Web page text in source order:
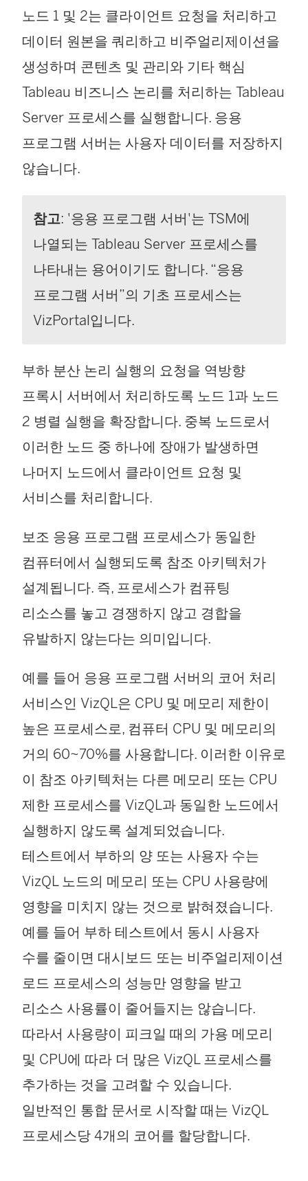
노드 1 및 2는 클라이언트 요청을 처리하고
데이터 원본을 쿼리하고 비주얼리제이션을
생성하며 콘텐츠 및 관리와 기타 핵심
Tableau 비즈니스 논리를 처리하는 Tableau
Server 프로세스를 실행합니다. 응용
프로그램 서버는 사용자 데이터를 저장하지
않습니다.
참고: '응용 프로그램 서버'는 TSM에
나열되는 Tableau Server 프로세스를
나타내는 용어이기도 합니다. “응용
프로그램 서버”의 기초 프로세스는
VizPortal입니다.
부하 분산 논리 실행의 요청을 역방향
프록시 서버에서 처리하도록 노드 1과 노드
2 병렬 실행을 확장합니다. 중복 노드로서
이러한 노드 중 하나에 장애가 발생하면
나머지 노드에서 클라이언트 요청 및
서비스를 처리합니다.
보조 응용 프로그램 프로세스가 동일한
컴퓨터에서 실행되도록 참조 아키텍처가
설계됩니다. 즉, 프로세스가 컴퓨팅
리소스를 놓고 경쟁하지 않고 경합을
유발하지 않는다는 의미입니다.
예를 들어 응용 프로그램 서버의 코어 처리
서비스인 VizQL은 CPU 및 메모리 제한이
높은 프로세스로, 컴퓨터 CPU 및 메모리의
거의 60~70%를 사용합니다. 이러한 이유로
이 참조 아키텍처는 다른 메모리 또는 CPU
제한 프로세스를 VizQL과 동일한 노드에서
실행하지 않도록 설계되었습니다.
테스트에서 부하의 양 또는 사용자 수는
VizQL 노드의 메모리 또는 CPU 사용량에
영향을 미치지 않는 것으로 밝혀졌습니다.
예를 들어 부하 테스트에서 동시 사용자
수를 줄이면 대시보드 또는 비주얼리제이션
로드 프로세스의 성능만 영향을 받고
리소스 사용률이 줄어들지는 않습니다.
따라서 사용량이 피크일 때의 가용 메모리
및 CPU에 따라 더 많은 VizQL 프로세스를
추가하는 것을 고려할 수 있습니다.
일반적인 통합 문서로 시작할 때는 VizQL
프로세스당 4개의 코어를 할당합니다.